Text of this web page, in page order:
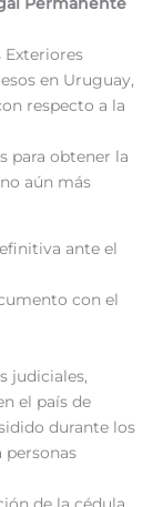
Exteriores
en Uruguay,
respecto a la
para obtener la
aún más
ante el
con el
judiciales,
el país de
durante los